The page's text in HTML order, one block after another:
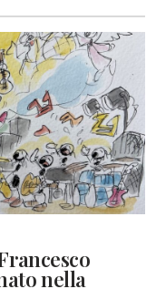
nella